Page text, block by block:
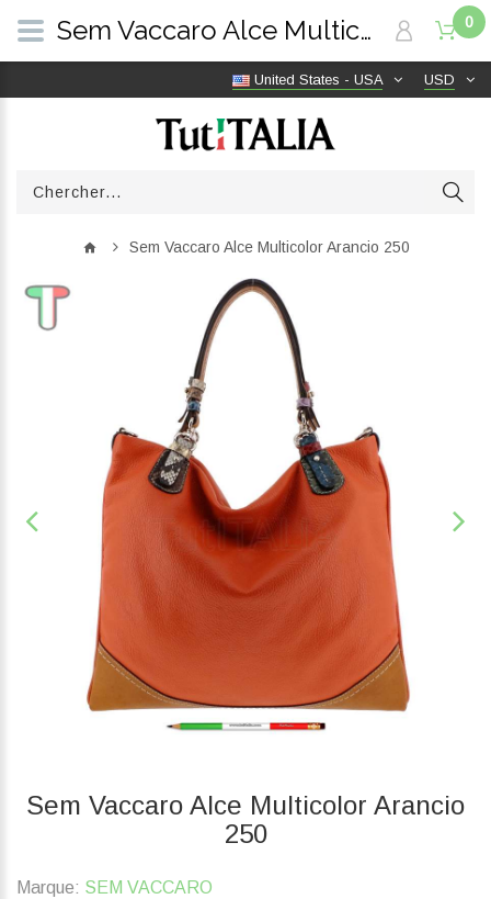
USD
United States - USA
0
Sem Vaccaro Alce Multicolor Arancio 250
Sem Vaccaro Alce Multicolor Arancio
250
Marque: SEM VACCARO
Sem Vaccaro Alce Multicolor Arancio 250 | TutITALIA